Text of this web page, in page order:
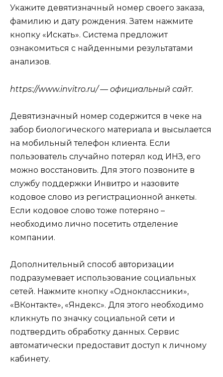
Укажите девятизначный номер своего заказа,
фамилию и дату рождения. Затем нажмите
кнопку «Искать». Система предложит
ознакомиться с найденными результатами
анализов.
https://www.invitro.ru/ — официальный сайт.
Девятизначный номер содержится в чеке на
забор биологического материала и высылается
на мобильный телефон клиента. Если
пользователь случайно потерял код ИНЗ, его
можно восстановить. Для этого позвоните в
службу поддержки Инвитро и назовите
кодовое слово из регистрационной анкеты.
Если кодовое слово тоже потеряно –
необходимо лично посетить отделение
компании.
Дополнительный способ авторизации
подразумевает использование социальных
сетей. Нажмите кнопку «Одноклассники»,
«ВКонтакте», «Яндекс». Для этого необходимо
кликнуть по значку социальной сети и
подтвердить обработку данных. Сервис
автоматически предоставит доступ к личному
кабинету.